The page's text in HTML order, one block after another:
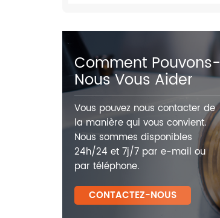
Comment Pouvons-
Nous Vous Aider
Vous pouvez nous contacter de
la manière qui vous convient.
Nous sommes disponibles
24h/24 et 7j/7 par e-mail ou
par téléphone.
CONTACTEZ-NOUS